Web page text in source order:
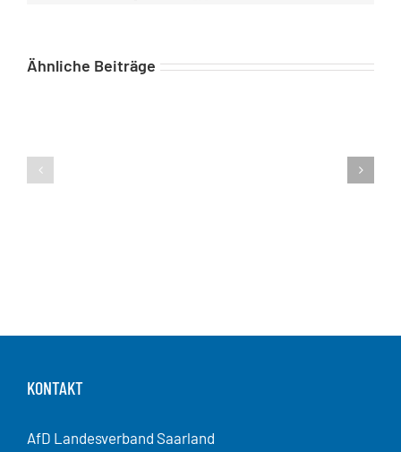
Ähnliche Beiträge
KONTAKT
AfD Landesverband Saarland